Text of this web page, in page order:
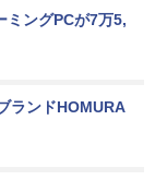
ミングPCが7万5,
ランドHOMURA